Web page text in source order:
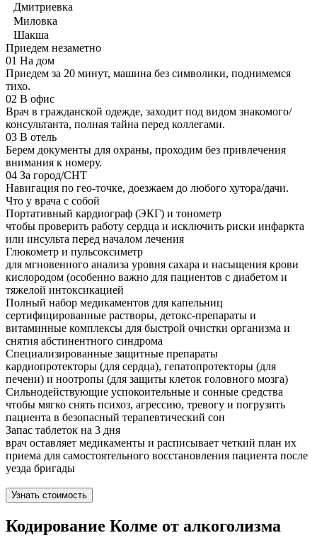
Дмитриевка
Миловка
Шакша
Приедем незаметно
01 На дом
Приедем за 20 минут, машина без символики, поднимемся
тихо.
02 В офис
Врач в гражданской одежде, заходит под видом знакомого/
консультанта, полная тайна перед коллегами.
03 В отель
Берем документы для охраны, проходим без привлечения
внимания к номеру.
04 За город/СНТ
Навигация по гео-точке, доезжаем до любого хутора/дачи.
Что у врача с собой
Портативный кардиограф (ЭКГ) и тонометр
чтобы проверить работу сердца и исключить риски инфаркта
или инсульта перед началом лечения
Глюкометр и пульсоксиметр
для мгновенного анализа уровня сахара и насыщения крови
кислородом (особенно важно для пациентов с диабетом и
тяжелой интоксикацией
Полный набор медикаментов для капельниц
сертифицированные растворы, детокс-препараты и
витаминные комплексы для быстрой очистки организма и
снятия абстинентного синдрома
Специализированные защитные препараты
кардиопротекторы (для сердца), гепатопротекторы (для
печени) и ноотропы (для защиты клеток головного мозга)
Сильнодействующие успокоительные и сонные средства
чтобы мягко снять психоз, агрессию, тревогу и погрузить
пациента в безопасный терапевтический сон
Запас таблеток на 3 дня
врач оставляет медикаменты и расписывает четкий план их
приема для самостоятельного восстановления пациента после
уезда бригады
Узнать стоимость
Кодирование Колме от алкоголизма